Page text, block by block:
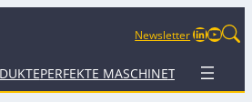
NewsletterLinkedIn
PERFEKTE MASCHINETERMINE